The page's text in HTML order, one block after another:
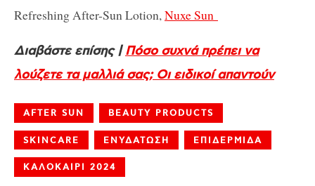
Refreshing After-Sun Lotion,Nuxe Sun
Διαβάστε επίσης |Πόσο συχνά πρέπει να
λούζετε τα μαλλιά σας; Οι ειδικοί απαντούν
AFTER SUN BEAUTY PRODUCTS
SKINCARE ΕΝΥΔΑΤΩΣΗ ΕΠΙΔΕΡΜΙΔΑ
ΚΑΛΟΚΑΙΡΙ 2024